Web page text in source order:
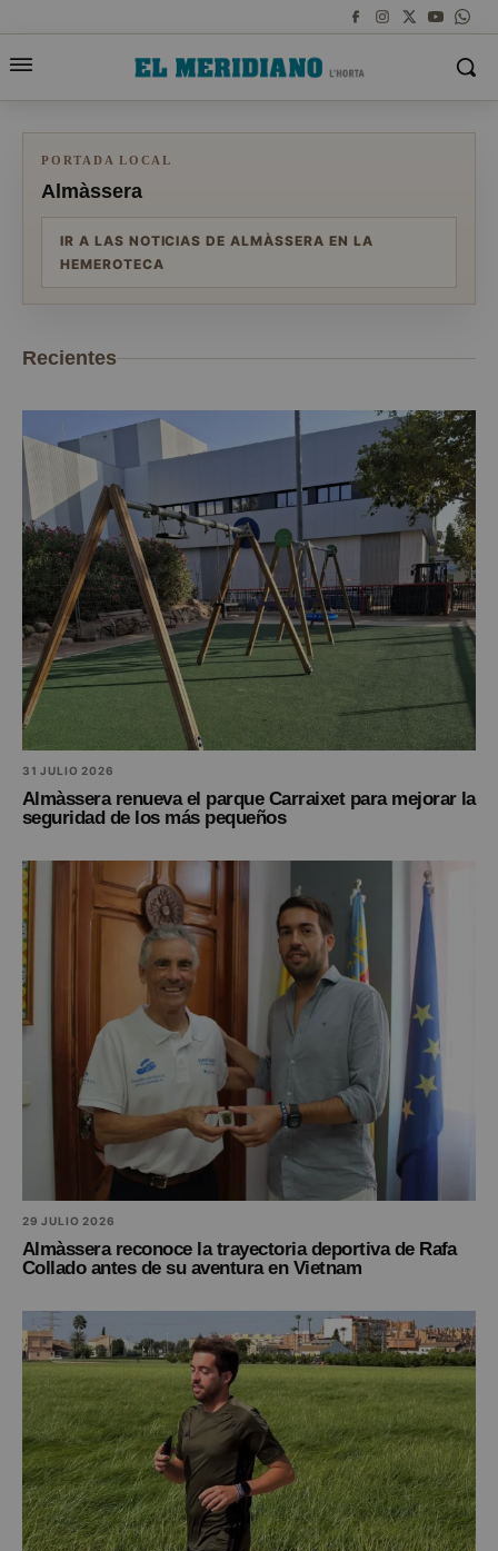
PORTADA LOCAL
Almàssera
IR A LAS NOTICIAS DE ALMÀSSERA EN LA
HEMEROTECA
Recientes
31 JULIO 2026
Almàssera renueva el parque Carraixet para mejorar la
seguridad de los más pequeños
29 JULIO 2026
Almàssera reconoce la trayectoria deportiva de Rafa
Collado antes de su aventura en Vietnam